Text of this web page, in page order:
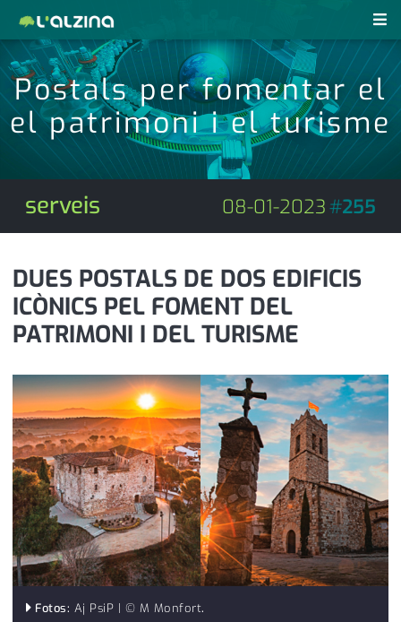
notícies
últimes notícies
activitats
agenda
empresa
entrevista
esports
medi ambient
opinió
política
promo serveis
reportatge
salut
revistes pdf
anunciants
subscripció
contacte
farmàcies
telèfons
calendari
Postals per fomentar el
el patrimoni i el turisme
serveis 08-01-2023#255
DUES POSTALS DE DOS EDIFICIS
ICÒNICS PEL FOMENT DEL
PATRIMONI I DEL TURISME
Fotos: Aj PsiP | © M Monfort.